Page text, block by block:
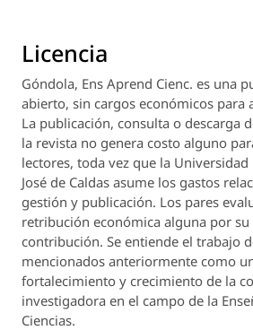
Licencia
Góndola, Ens Aprend Cienc. es una
abierto, sin cargos económicos para
La publicación, consulta o descarga
la revista no genera costo alguno
lectores, toda vez que la
José de Caldas asume los gastos
gestión y publicación. Los pares
retribución económica alguna por su
contribución. Se entiende el trabajo
mencionados anteriormente como
fortalecimiento y crecimiento de la
investigadora en el campo de la
Ciencias.